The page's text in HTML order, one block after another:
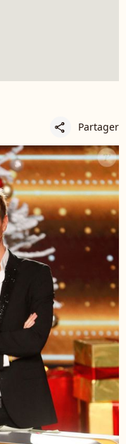
share Partager